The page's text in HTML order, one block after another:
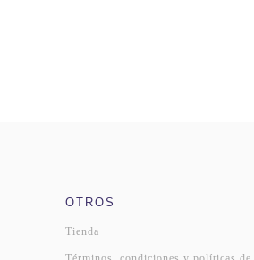
OTROS
Tienda